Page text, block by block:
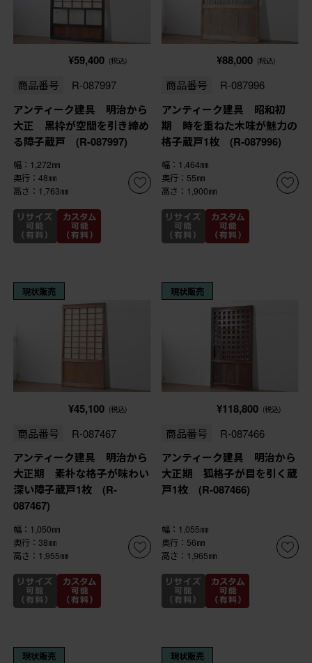
¥59,400 (税込)
商品番号 R-087997
アンティーク建具 明治から
大正 黒枠が空間を引き締め
る障子蔵戸 (R-087997)
幅：1,272㎜
奥行：48㎜
高さ：1,763㎜
¥88,000 (税込)
商品番号 R-087996
アンティーク建具 昭和初
期 時を重ねた木味が魅力の
格子蔵戸1枚 (R-087996)
幅：1,464㎜
奥行：55㎜
高さ：1,900㎜
現状販売
¥45,100 (税込)
商品番号 R-087467
アンティーク建具 明治から
大正期 素朴な格子が味わい
深い障子蔵戸1枚 (R-
087467)
幅：1,050㎜
奥行：38㎜
高さ：1,955㎜
現状販売
¥118,800 (税込)
商品番号 R-087466
アンティーク建具 明治から
大正期 狐格子が目を引く蔵
戸1枚 (R-087466)
幅：1,055㎜
奥行：56㎜
高さ：1,965㎜
現状販売 現状販売